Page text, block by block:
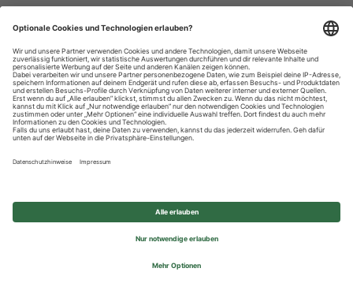
Datenschutzhinweise
Impressum
Privatsphäre-Einstellungen
© 2026 REWE Group - All rights reserved